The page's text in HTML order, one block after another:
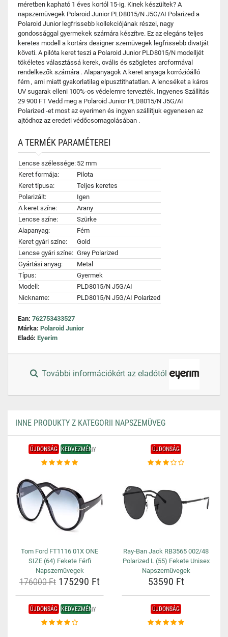
méretben kapható 1 éves kortól 15-ig. Kinek készültek? A
napszemüvegek Polaroid Junior PLD8015/N J5G/AI Polarized a
Polaroid Junior legfrissebb kollekciójának részei, nagy
gondossággal gyermekek számára készítve. Ez az elegáns teljes
keretes modell a kortárs designer szemüvegek legfrissebb divatját
követi. A pilóta keret teszi a Polaroid Junior PLD8015/N modelljét
tökéletes választássá kerek, ovális és szögletes arcformával
rendelkezők számára . Alapanyagok A keret anyaga korrózióálló
fém , ami miatt gyakorlatilag elpusztíthatatlan. A lencséket a káros
UV sugarak elleni 100%-os védelemre tervezték. Ingyenes Szállítás
29 900 FT Vedd meg a Polaroid Junior PLD8015/N J5G/AI
Polarized -et most az eyerimen és ingyen szállítjuk egyenesen az
ajtódhoz az eredeti védőcsomagolásában .
A TERMÉK PARAMÉTEREI
Lencse szélessége: 52 mm
Keret formája:
Pilota
Keret típusa:
Teljes keretes
Polarizált:
Igen
A keret színe:
Arany
Lencse színe:
Szürke
Alapanyag:
Fém
Keret gyári színe:
Gold
Lencse gyári színe: Grey Polarized
Gyártási anyag:
Metal
Típus:
Gyermek
Modell:
PLD8015/N J5G/AI
Nickname:
PLD8015/N J5G/AI Polarized
Ean: 762753433527
Márka: Polaroid Junior
Eladó: Eyerim
További információkért az eladótól
INNE PRODUKTY Z KATEGORII NAPSZEMÜVEG
ÚJDONSÁG KEDVEZMÉNY
Tom Ford FT1116 01X ONE
SIZE (64) Fekete Férfi
Napszemüvegek
176000 Ft 175290 Ft
ÚJDONSÁG
Ray-Ban Jack RB3565 002/48
Polarized L (55) Fekete Unisex
Napszemüvegek
53590 Ft
ÚJDONSÁG KEDVEZMÉNY ÚJDONSÁG